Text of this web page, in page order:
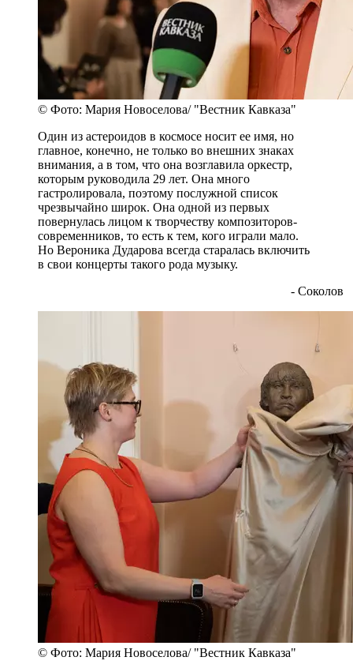
© Фото: Мария Новоселова/ "Вестник Кавказа"
Один из астероидов в космосе носит ее имя, но
главное, конечно, не только во внешних знаках
внимания, а в том, что она возглавила оркестр,
которым руководила 29 лет. Она много
гастролировала, поэтому послужной список
чрезвычайно широк. Она одной из первых
повернулась лицом к творчеству композиторов-
современников, то есть к тем, кого играли мало.
Но Вероника Дударова всегда старалась включить
в свои концерты такого рода музыку.
- Соколов
© Фото: Мария Новоселова/ "Вестник Кавказа"